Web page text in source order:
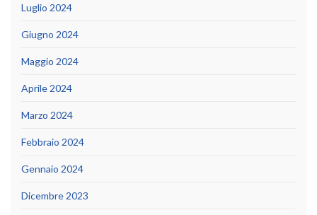
Luglio 2024
Giugno 2024
Maggio 2024
Aprile 2024
Marzo 2024
Febbraio 2024
Gennaio 2024
Dicembre 2023